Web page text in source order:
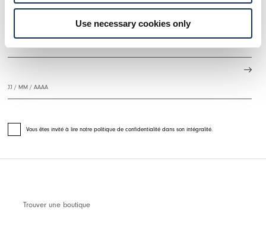
Use necessary cookies only
Vous êtes invité à lire notre politique de confidentialité dans son intégralité.
Trouver une boutique